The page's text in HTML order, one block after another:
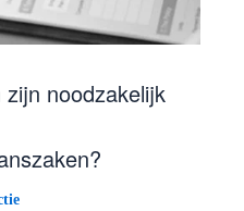
noodzakelijk